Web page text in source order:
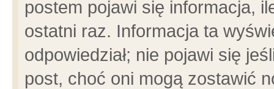
postem pojawi się informacja,
ostatni raz. Informacja ta
odpowiedział; nie pojawi się
post, choć oni mogą zostawić